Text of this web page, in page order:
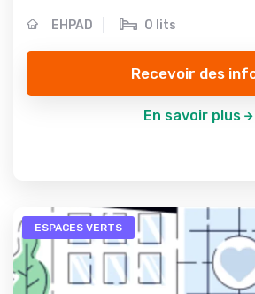
EHPAD 0 lits
Recevoir des
En savoir plus
ESPACES VERTS